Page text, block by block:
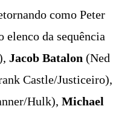
como Peter
elenco da sequência
Jacob Batalon (Ned
Castle/Justiceiro),
Hulk), Michael